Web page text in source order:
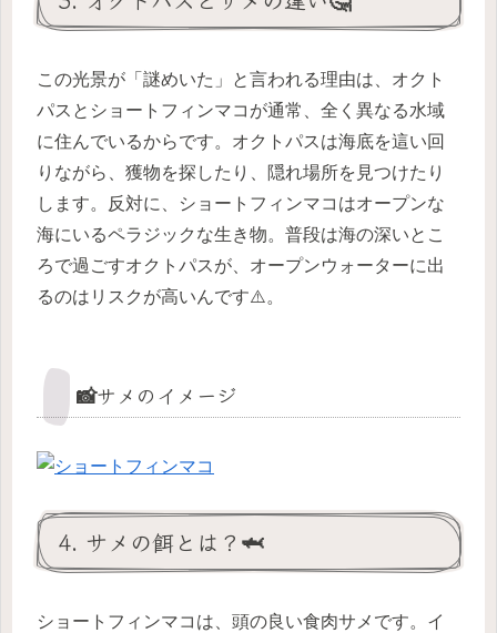
この光景が「謎めいた」と言われる理由は、オクト
パスとショートフィンマコが通常、全く異なる水域
に住んでいるからです。オクトパスは海底を這い回
りながら、獲物を探したり、隠れ場所を見つけたり
します。反対に、ショートフィンマコはオープンな
海にいるペラジックな生き物。普段は海の深いとこ
ろで過ごすオクトパスが、オープンウォーターに出
るのはリスクが高いんです⚠️。
📸サメのイメージ
4. サメの餌とは？🦈
ショートフィンマコは、頭の良い食肉サメです。イ